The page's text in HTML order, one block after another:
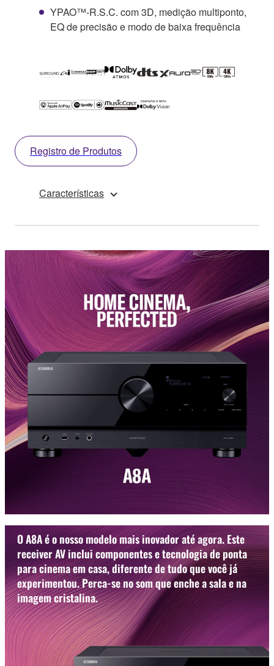
YPAO™-R.S.C. com 3D, medição multiponto,
EQ de precisão e modo de baixa frequência
Registro de Produtos
Características
O A8A é o nosso modelo mais inovador até agora. Este
receiver AV inclui componentes e tecnologia de ponta
para cinema em casa, diferente de tudo que você já
experimentou. Perca-se no som que enche a sala e na
imagem cristalina.